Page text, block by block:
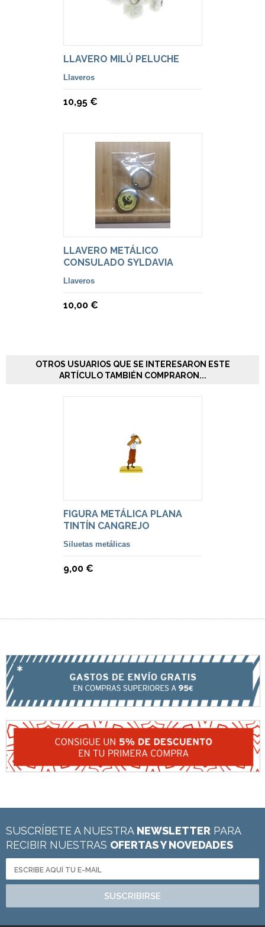
LLAVERO MILÚ PELUCHE
Llaveros
10,95 €
LLAVERO METÁLICO
CONSULADO SYLDAVIA
Llaveros
10,00 €
OTROS USUARIOS QUE SE INTERESARON ESTE
ARTÍCULO TAMBIÉN COMPRARON...
FIGURA METÁLICA PLANA
TINTÍN CANGREJO
Siluetas metálicas
9,00 €
SUSCRÍBETE A NUESTRA NEWSLETTER PARA
RECIBIR NUESTRAS OFERTAS Y NOVEDADES
SUSCRIBIRSE